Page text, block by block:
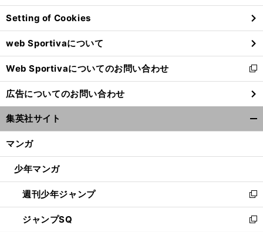
ン
ド
ウ
で
開
く
Setting of Cookies
web Sportivaについて
Web Sportivaについてのお問い合わせ
新
し
い
ウ
ィ
ン
ウ
開
く
広告についてのお問い合わせ
集英社サイト
マンガ
少年マンガ
週刊少年ジャンプ
新
し
い
ジャンプSQ
新